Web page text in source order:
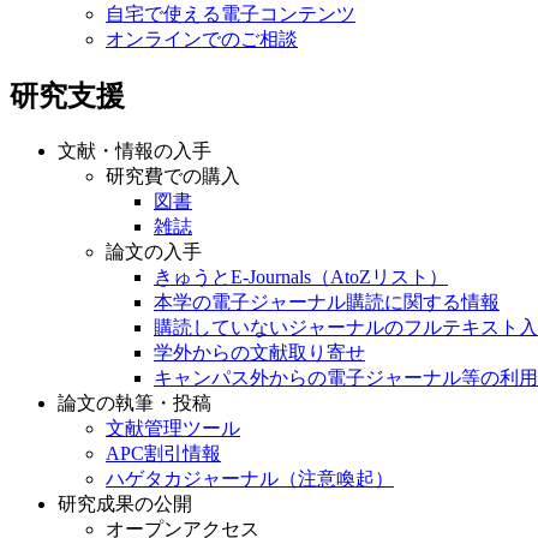
自宅で使える電子コンテンツ
オンラインでのご相談
研究支援
文献・情報の入手
研究費での購入
図書
雑誌
論文の入手
きゅうとE-Journals（AtoZリスト）
本学の電子ジャーナル購読に関する情報
購読していないジャーナルのフルテキスト
学外からの文献取り寄せ
キャンパス外からの電子ジャーナル等の利用
論文の執筆・投稿
文献管理ツール
APC割引情報
ハゲタカジャーナル（注意喚起）
研究成果の公開
オープンアクセス